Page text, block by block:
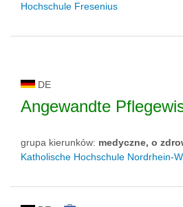
Hochschule Fresenius
DE
Angewandte
grupa kierunków: medyczne, o
Katholische Hochschule Nordrhein-